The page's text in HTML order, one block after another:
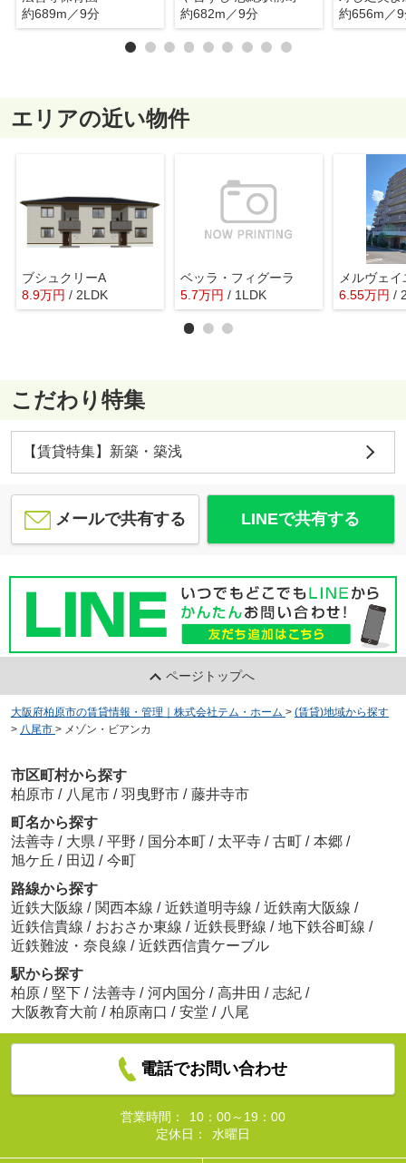
約689m／9分
約682m／9分
約656m／
エリアの近い物件
ブシュクリーA
8.9万円 / 2LDK
ベッラ・フィグーラ
5.7万円 / 1LDK
メルヴェ
6.55万円 /
こだわり特集
【賃貸特集】新築・築浅
メールで共有する LINEで共有する
ページトップへ
大阪府柏原市の賃貸情報・管理｜株式会社テム・ホーム > (賃貸)地域から探す
> 八尾市 > メゾン・ビアンカ
市区町村から探す
柏原市 / 八尾市 / 羽曳野市 / 藤井寺市
町名から探す
法善寺 / 大県 / 平野 / 国分本町 / 太平寺 / 古町 / 本郷 /
旭ケ丘 / 田辺 / 今町
路線から探す
近鉄大阪線 / 関西本線 / 近鉄道明寺線 / 近鉄南大阪線 /
近鉄信貴線 / おおさか東線 / 近鉄長野線 / 地下鉄谷町線 /
近鉄難波・奈良線 / 近鉄西信貴ケーブル
駅から探す
柏原 / 堅下 / 法善寺 / 河内国分 / 高井田 / 志紀 /
大阪教育大前 / 柏原南口 / 安堂 / 八尾
電話でお問い合わせ
営業時間：
10：00～19：00
定休日：
水曜日